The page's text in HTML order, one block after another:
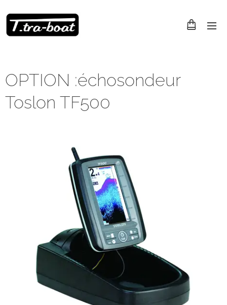
OPTION :échosondeur
Toslon TF500